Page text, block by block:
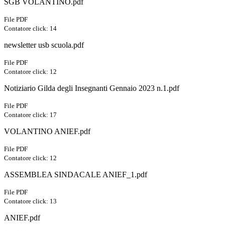
File PDF
Contatore click: 14
newsletter usb scuola.pdf
File PDF
Contatore click: 12
Notiziario Gilda degli Insegnanti Gennaio 2023 n.1.pdf
File PDF
Contatore click: 17
VOLANTINO ANIEF.pdf
File PDF
Contatore click: 12
ASSEMBLEA SINDACALE ANIEF_1.pdf
File PDF
Contatore click: 13
ANIEF.pdf